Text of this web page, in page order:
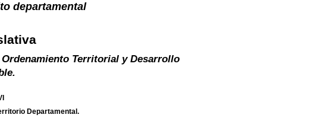
departamental
Territorial y Desarrollo
Departamental.